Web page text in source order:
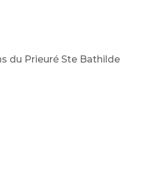
du Prieuré Ste Bathilde